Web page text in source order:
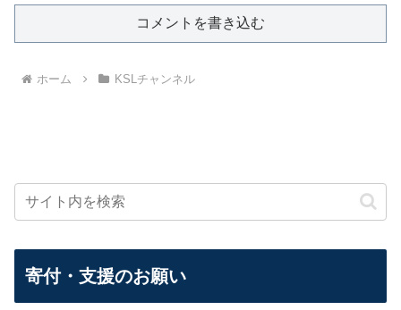
コメントを書き込む
ホーム KSLチャンネル
寄付・支援のお願い